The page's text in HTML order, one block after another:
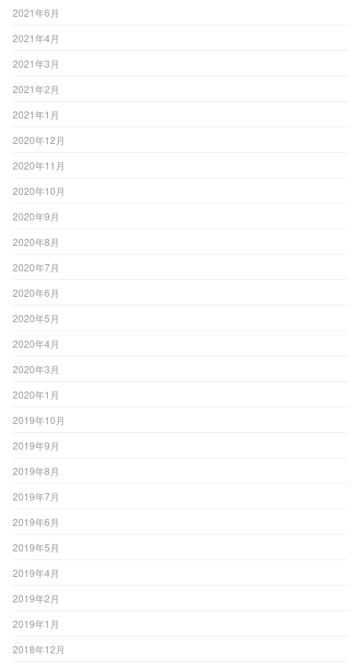
2021年6月
2021年4月
2021年3月
2021年2月
2021年1月
2020年12月
2020年11月
2020年10月
2020年9月
2020年8月
2020年7月
2020年6月
2020年5月
2020年4月
2020年3月
2020年1月
2019年10月
2019年9月
2019年8月
2019年7月
2019年6月
2019年5月
2019年4月
2019年2月
2019年1月
2018年12月